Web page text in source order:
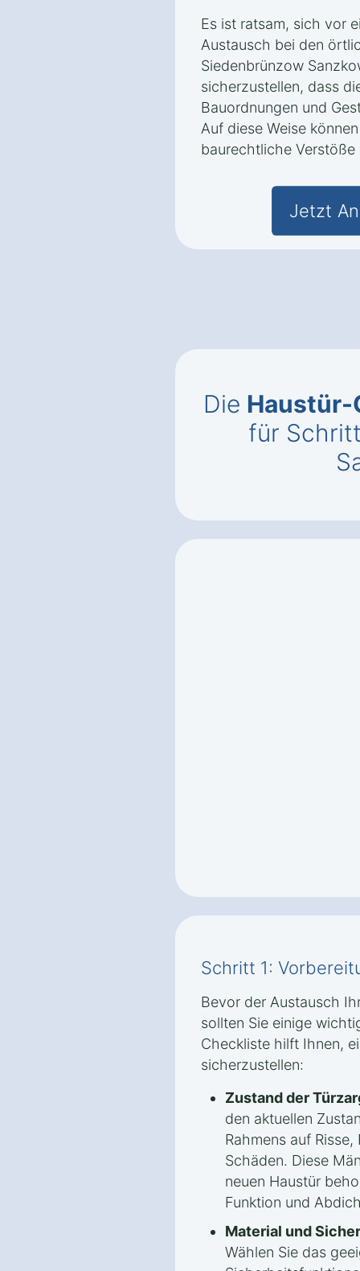
Es ist ratsam, sich vor
Austausch bei den
Siedenbrünzow
sicherzustellen, dass
Bauordnungen und
Auf diese Weise
baurechtliche
Jetzt
Die
für
Schritt 1:
Bevor der Austausch
sollten Sie einige
Checkliste hilft Ihnen,
sicherzustellen:
Zustand der
den aktuellen
Rahmens auf
Schäden. Diese
neuen Haustür
Funktion und
Material und
Wählen Sie das